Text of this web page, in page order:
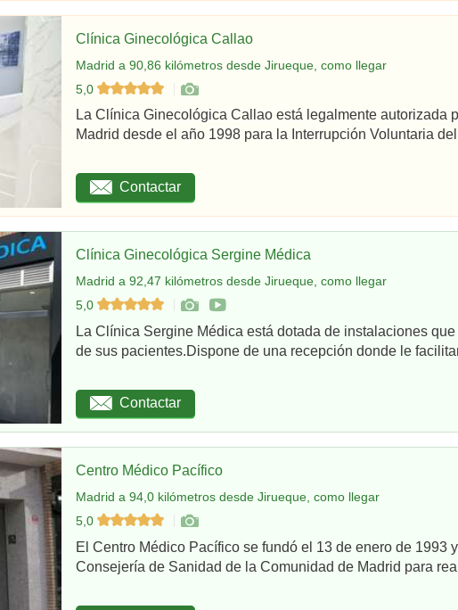
Clínica Ginecológica Callao
Madrid a 90,86 kilómetros desde Jirueque, como llegar
5,0
La Clínica Ginecológica Callao está legalmente autorizada
Madrid desde el año 1998 para la Interrupción Voluntaria
Contactar
Clínica Ginecológica Sergine Médica
Madrid a 92,47 kilómetros desde Jirueque, como llegar
5,0
La Clínica Sergine Médica está dotada de instalaciones
de sus pacientes.Dispone de una recepción donde le
Contactar
Centro Médico Pacífico
Madrid a 94,0 kilómetros desde Jirueque, como llegar
5,0
El Centro Médico Pacífico se fundó el 13 de enero de 1993
Consejería de Sanidad de la Comunidad de Madrid para